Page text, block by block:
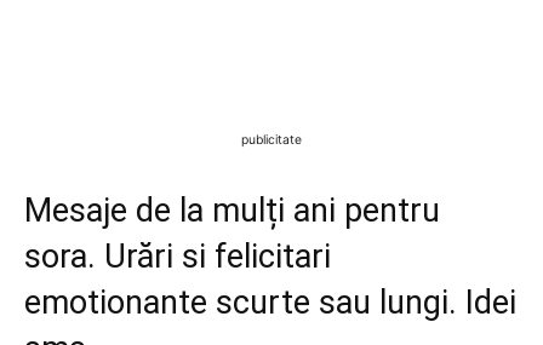
publicitate
Mesaje de la mulți ani pentru
sora. Urări si felicitari
emotionante scurte sau lungi. Idei